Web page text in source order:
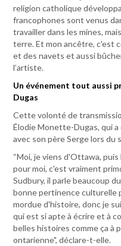
religion catholique
francophones sont venus
travailler dans les mines,
terre. Et mon ancêtre, c'est
et des navets et aussi
l’artiste.
Un événement tout aussi
Dugas
Cette volonté de
Élodie Monette-Dugas, qui
avec son père Serge lors du
“Moi, je viens d'Ottawa,
pour moi, c'est vraiment
Sudbury, il parle beaucoup
bonne pertinence culturelle
mordue d'histoire, donc je
qui est si apte à écrire et à
belles histoires comme ça à
ontarienne", déclare-t-elle.